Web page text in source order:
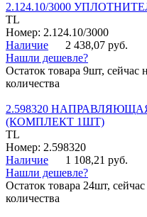
2.124.10/3000
TL
Номер: 2.124.10/3000
Наличие
2 438,07 руб.
Нашли дешевле?
Остаток товара 9шт, сейчас
количества
2.598320
(КОМПЛЕКТ 1ШТ)
TL
Номер: 2.598320
Наличие
1 108,21 руб.
Нашли дешевле?
Остаток товара 24шт, сейчас
количества